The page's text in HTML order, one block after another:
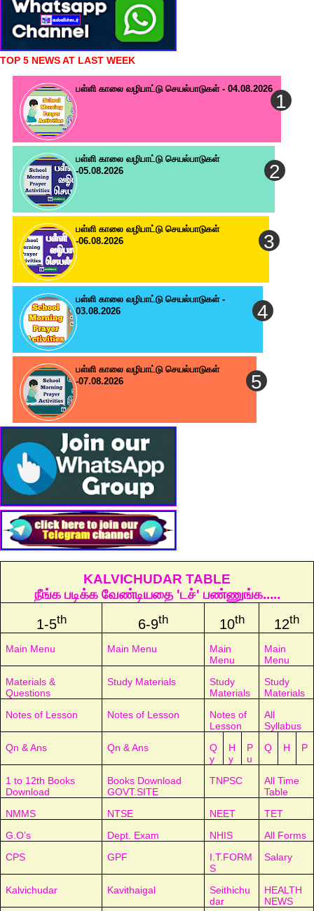
TOP 5 NEWS AT LAST WEEK
பள்ளி காலை வழிபாட்டு செயல்பாடுகள் - 04.08.2026
பள்ளி காலை வழிபாட்டு செயல்பாடுகள்
-05.08.2026
பள்ளி காலை வழிபாட்டு செயல்பாடுகள்
-06.08.2026
பள்ளி காலை வழிபாட்டு செயல்பாடுகள் -
03.08.2026
பள்ளி காலை வழிபாட்டு செயல்பாடுகள்
-07.08.2026
KALVICHUDAR TABLE
நீங்க படிக்க வேண்டியதை 'டச்' பண்ணுங்க.....
1-5th 6-9th 10th 12th
Main Menu Main Menu
Main
Menu
Main
Menu
Materials &
Questions
Study Materials
Study
Materials
Study
Materials
Notes of Lesson
Notes of Lesson
Notes of
Lesson
All
Syllabus
Qn & Ans
Qn & Ans
Q
y
H
y
P
u
Q H P
1 to 12th Books
Download
Books Download
GOVT.SITE
TNPSC
All Time
Table
NMMS
NTSE NEET
TET
G.O’s
Dept. Exam NHIS
All Forms
CPS
GPF
I.T.FORM
S
Salary
Kalvichudar Kavithaigal
Seithichu
dar
HEALTH
NEWS